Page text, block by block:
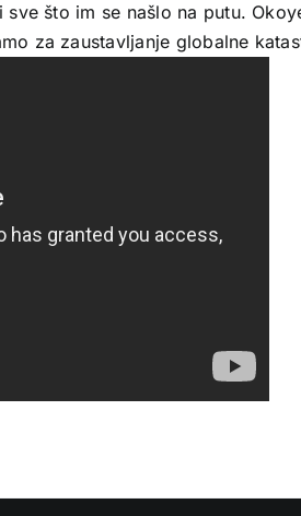
što im se našlo na putu.
za zaustavljanje globalne